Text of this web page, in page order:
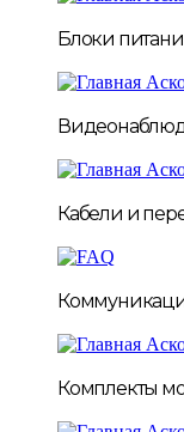
Блоки
Кабели и
Комплекты